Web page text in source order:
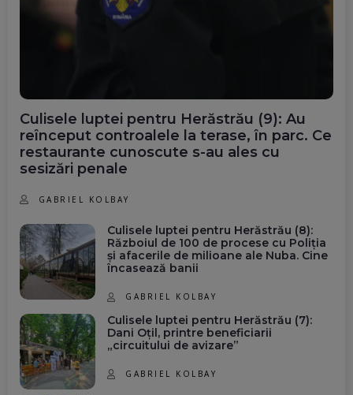
Culisele luptei pentru Herăstrău (9): Au
reînceput controalele la terase, în parc. Ce
restaurante cunoscute s-au ales cu
sesizări penale
GABRIEL KOLBAY
Culisele luptei pentru Herăstrău (8):
Războiul de 100 de procese cu Poliția
și afacerile de milioane ale Nuba. Cine
încasează banii
GABRIEL KOLBAY
Culisele luptei pentru Herăstrău (7):
Dani Oțil, printre beneficiarii
„circuitului de avizare”
GABRIEL KOLBAY